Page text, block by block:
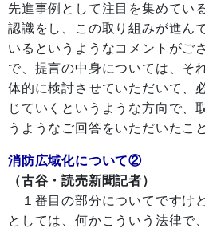
先進事例として注目を集めてい
認識をし、この取り組みが進ん
いるというようなコメントがご
で、提言の中身については、そ
体的に検討させていただいて、
じていくというような方向で、
うようなご回答をいただいたこ
消防広域化について②
（古谷・読売新聞記者）
１番目の部分についてですけ
としては、何かこういう法律で